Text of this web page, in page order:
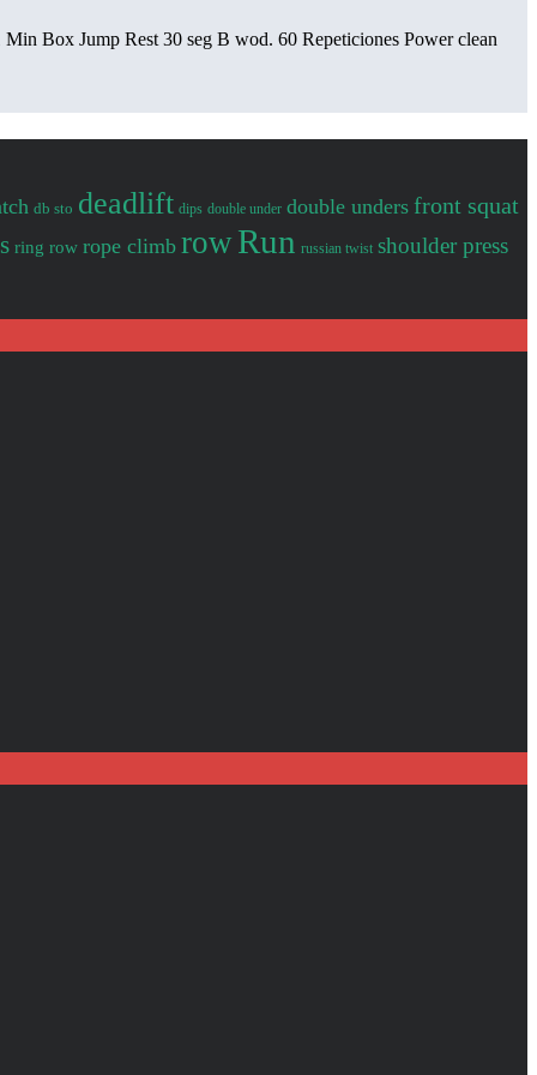
Box Jump Rest 30 seg B wod. 60 Repeticiones Power clean
db sto deadlift dips double under double unders front squat
ring row rope climb rowRun russian twist shoulder press